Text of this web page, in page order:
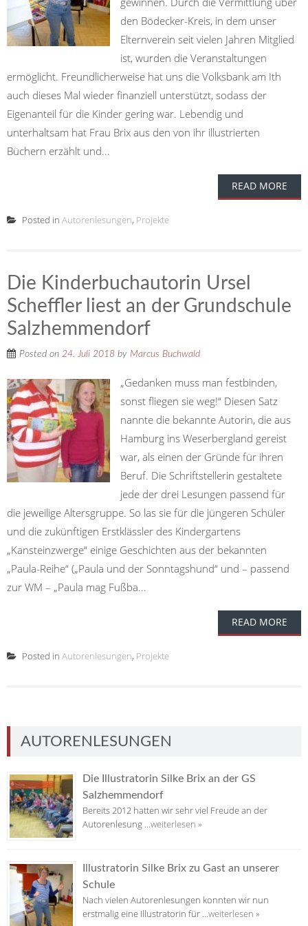
den Bödecker-Kreis, in dem unser
Elternverein seit vielen Jahren Mitglied
ist, wurden die Veranstaltungen
ermöglicht. Freundlicherweise hat uns die Volksbank am Ith
auch dieses Mal wieder finanziell unterstützt, sodass der
Eigenanteil für die Kinder gering war. Lebendig und
unterhaltsam hat Frau Brix aus den von ihr illustrierten
Büchern erzählt und...
READ MORE
Posted in Autorenlesungen, Projekte
Die Kinderbuchautorin Ursel
Scheffler liest an der Grundschule
Salzhemmendorf
Posted on 24. Juli 2018 by Marcus Buchwald
„Gedanken muss man festbinden,
sonst fliegen sie weg!“ Diesen Satz
nannte die bekannte Autorin, die aus
Hamburg ins Weserbergland gereist
war, als einen der Gründe für ihren
Beruf. Die Schriftstellerin gestaltete
jede der drei Lesungen passend für
die jeweilige Altersgruppe. So las sie für die jüngeren Schüler
und die zukünftigen Erstklässler des Kindergartens
„Kansteinzwerge“ einige Geschichten aus der bekannten
„Paula-Reihe“ („Paula und der Sonntagshund“ und – passend
zur WM – „Paula mag Fußba...
READ MORE
Posted in Autorenlesungen, Projekte
AUTORENLESUNGEN
Die Illustratorin Silke Brix an der GS
Salzhemmendorf
Bereits 2012 hatten wir sehr viel Freude an der
Autorenlesung …weiterlesen »
Illustratorin Silke Brix zu Gast an unserer
Schule
Nach vielen Autorenlesungen konnten wir nun
erstmalig eine Illustratorin für …weiterlesen »